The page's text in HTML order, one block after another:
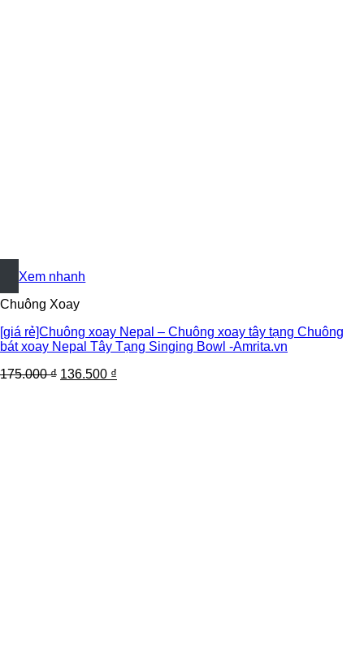
+
Xem nhanh
Chuông Xoay
[giá rẻ]Chuông xoay Nepal – Chuông xoay tây tạng Chuông
bát xoay Nepal Tây Tạng Singing Bowl -Amrita.vn
175.000₫ 136.500 ₫